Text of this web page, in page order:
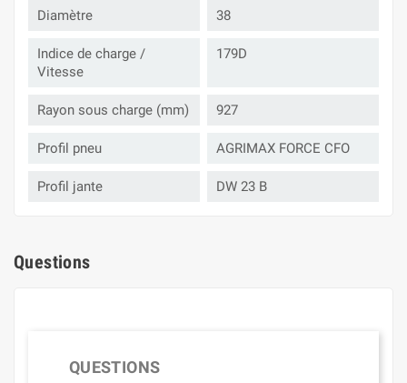
Diamètre 38
Indice de charge /
Vitesse
179D
Rayon sous charge (mm) 927
Profil pneu AGRIMAX FORCE CFO
Profil jante DW 23 B
Questions
QUESTIONS